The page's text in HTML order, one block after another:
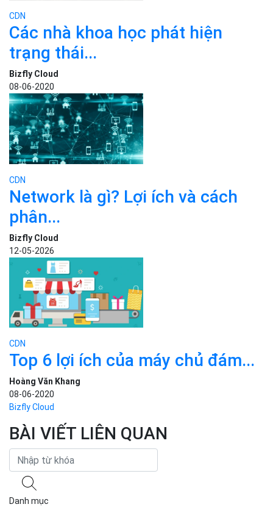
CDN
Các nhà khoa học phát hiện
trạng thái...
Bizfly Cloud
08-06-2020
CDN
Network là gì? Lợi ích và cách
phân...
Bizfly Cloud
12-05-2026
CDN
Top 6 lợi ích của máy chủ đám...
Hoàng Văn Khang
08-06-2020
Bizfly Cloud
BÀI VIẾT LIÊN QUAN
Danh mục